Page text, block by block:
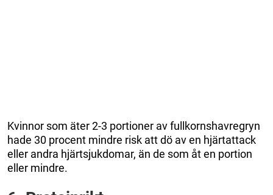
Kvinnor som äter 2-3 portioner av fullkornshavregryn
hade 30 procent mindre risk att dö av en hjärtattack
eller andra hjärtsjukdomar, än de som åt en portion
eller mindre.